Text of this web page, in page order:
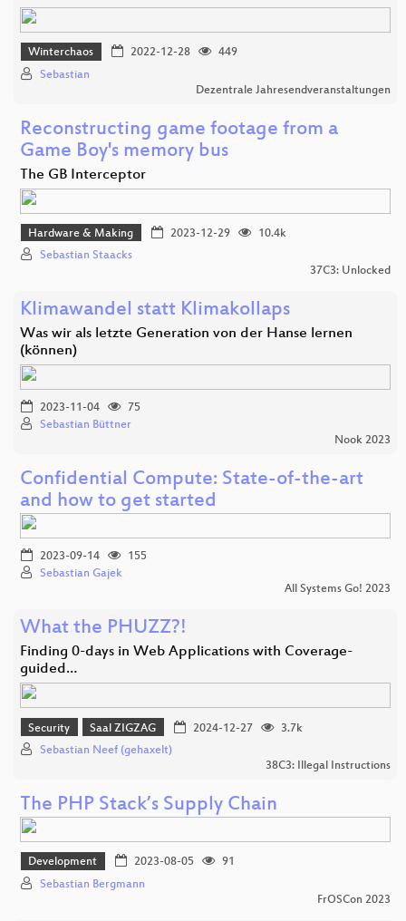
Winterchaos 2022-12-28
449
Sebastian
Dezentrale Jahresendveranstaltungen
Reconstructing game footage from a
Game Boy's memory bus
The GB Interceptor
Hardware & Making 2023-12-29
10.4k
Sebastian Staacks
37C3: Unlocked
Klimawandel statt Klimakollaps
Was wir als letzte Generation von der Hanse lernen
(können)
2023-11-04
75
Sebastian Büttner
Nook 2023
Confidential Compute: State-of-the-art
and how to get started
2023-09-14
155
Sebastian Gajek
All Systems Go! 2023
What the PHUZZ?!
Finding 0-days in Web Applications with Coverage-
guided…
Security Saal ZIGZAG 2024-12-27
3.7k
Sebastian Neef (gehaxelt)
38C3: Illegal Instructions
The PHP Stack’s Supply Chain
Development 2023-08-05
91
Sebastian Bergmann
FrOSCon 2023